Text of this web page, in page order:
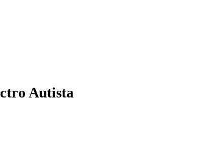
Autista